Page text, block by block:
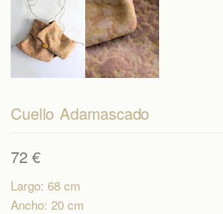
Cuello Adamascado
72€
Largo: 68 cm
Ancho: 20 cm